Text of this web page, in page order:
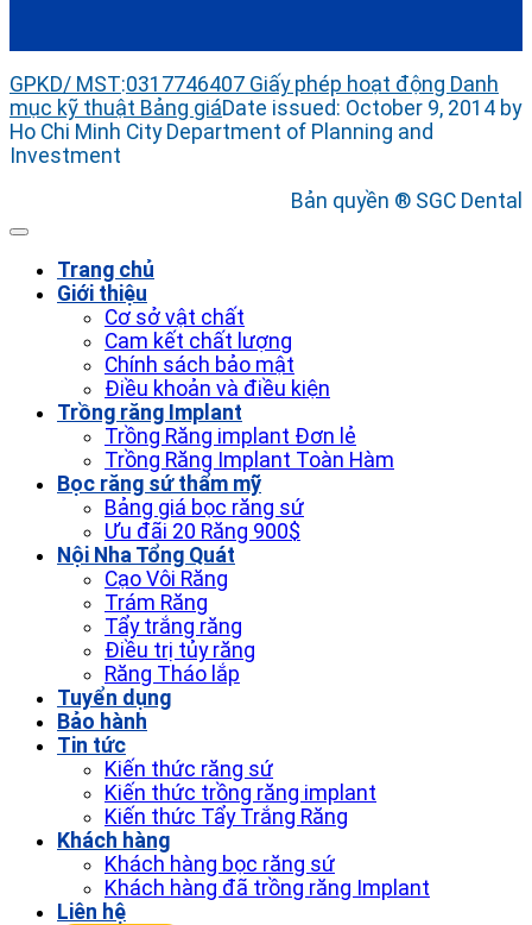
GPKD/ MST:0317746407 Giấy phép hoạt động Danh
mục kỹ thuật Bảng giáDate issued: October 9, 2014 by
Ho Chi Minh City Department of Planning and
Investment
Bản quyền ® SGC Dental
Trang chủ
Giới thiệu
Cơ sở vật chất
Cam kết chất lượng
Chính sách bảo mật
Điều khoản và điều kiện
Trồng răng Implant
Trồng Răng implant Đơn lẻ
Trồng Răng Implant Toàn Hàm
Bọc răng sứ thẩm mỹ
Bảng giá bọc răng sứ
Ưu đãi 20 Răng 900$
Nội Nha Tổng Quát
Cạo Vôi Răng
Trám Răng
Tẩy trắng răng
Điều trị tủy răng
Răng Tháo lắp
Tuyển dụng
Bảo hành
Tin tức
Kiến thức răng sứ
Kiến thức trồng răng implant
Kiến thức Tẩy Trắng Răng
Khách hàng
Khách hàng bọc răng sứ
Khách hàng đã trồng răng Implant
Liên hệ